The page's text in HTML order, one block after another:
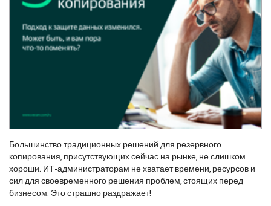
Большинство традиционных решений для резервного
копирования, присутствующих сейчас на рынке, не слишком
хороши. ИТ-администраторам не хватает времени, ресурсов и
сил для своевременного решения проблем, стоящих перед
бизнесом. Это страшно раздражает!